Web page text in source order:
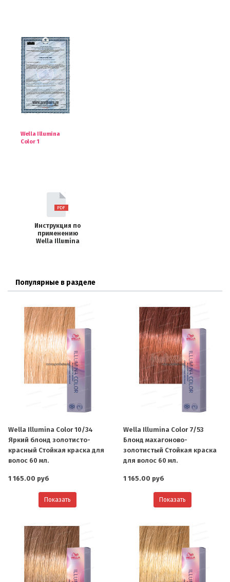
Wella Illumina
Color 1
Инструкция по
применению
Wella Illumina
Популярные в разделе
Wella Illumina Color 10/34
Яркий блонд золотисто-
красный Стойкая краска для
волос 60 мл.
1 165.00 руб
Показать
Wella Illumina Color 7/53
Блонд махагоново-
золотистый Стойкая краска
для волос 60 мл.
1 165.00 руб
Показать